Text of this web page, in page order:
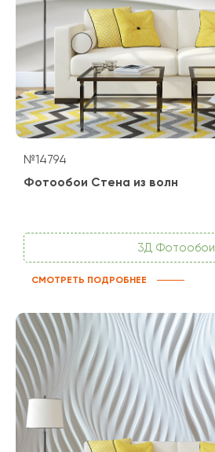
№14794
Фотообои Стена из волн
3Д Фотообои
СМОТРЕТЬ ПОДРОБНЕЕ